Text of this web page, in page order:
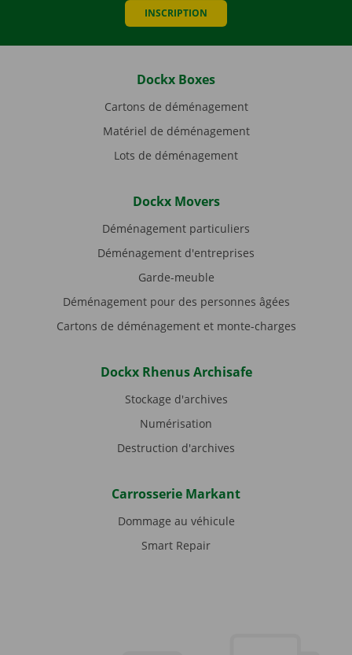
INSCRIPTION
Dockx Boxes
Cartons de déménagement
Matériel de déménagement
Lots de déménagement
Dockx Movers
Déménagement particuliers
Déménagement d'entreprises
Garde-meuble
Déménagement pour des personnes âgées
Cartons de déménagement et monte-charges
Dockx Rhenus Archisafe
Stockage d'archives
Numérisation
Destruction d'archives
Carrosserie Markant
Dommage au véhicule
Smart Repair